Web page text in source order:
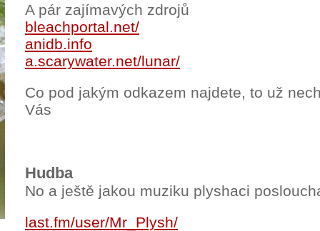
A pár zajímavých zdrojů
bleachportal.net/
anidb.info
a.scarywater.net/lunar/
Co pod jakým odkazem najdete, to už
Vás
Hudba
No a ještě jakou muziku plyshaci
last.fm/user/Mr_Plysh/